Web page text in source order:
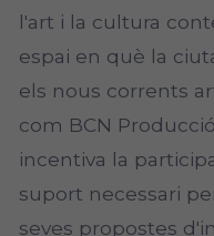
l'art i la cultura
espai en què la
els nous corrents
com BCN
incentiva la
suport necessari
seves propostes